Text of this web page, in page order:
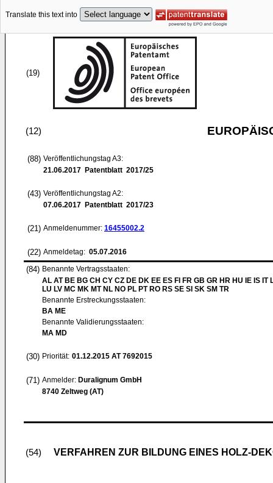
Translate this text into
(19)
(12)
(88) Veröffentlichungstag A3:
21.06.2017 Patentblatt 2017/25
(43) Veröffentlichungstag A2:
07.06.2017 Patentblatt 2017/23
(21) Anmeldenummer: 16455002.2
(22) Anmeldetag: 05.07.2016
(84) Benannte Vertragsstaaten:
AL AT BE BG CH CY CZ DE DK EE ES FI FR GB GR HR HU IE IS IT
LU LV MC MK MT NL NO PL PT RO RS SE SI SK SM TR
Benannte Erstreckungsstaaten:
BA ME
Benannte Validierungsstaaten:
MA MD
(30) Priorität: 01.12.2015 AT 7692015
(71) Anmelder: Duralignum GmbH
8740 Zeltweg (AT)
(54) VERFAHREN ZUR BILDUNG EINES HOLZ-